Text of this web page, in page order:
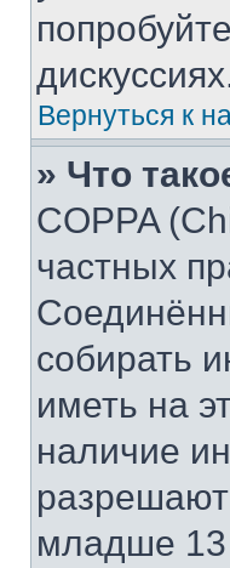
Вернуться к
» Что
COPPA
частных
собирать
иметь на
наличие
младше 13